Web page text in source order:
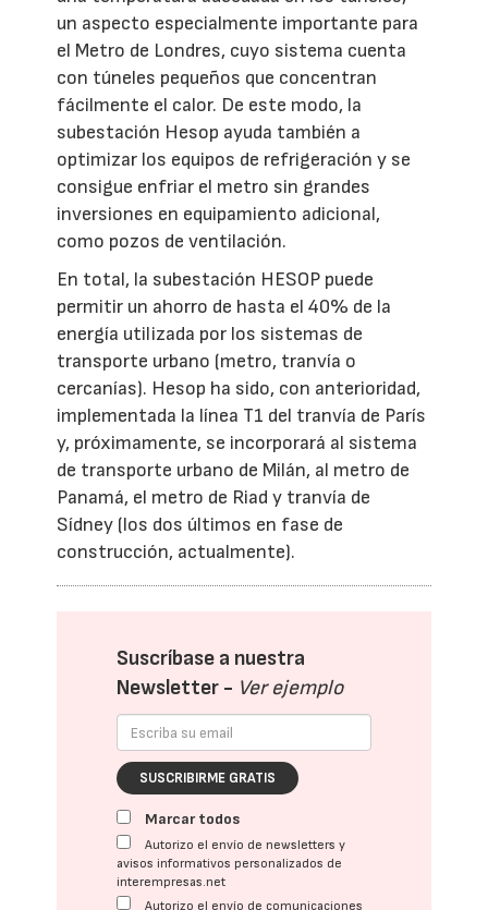
un aspecto especialmente importante para
el Metro de Londres, cuyo sistema cuenta
con túneles pequeños que concentran
fácilmente el calor. De este modo, la
subestación Hesop ayuda también a
optimizar los equipos de refrigeración y se
consigue enfriar el metro sin grandes
inversiones en equipamiento adicional,
como pozos de ventilación.
En total, la subestación HESOP puede
permitir un ahorro de hasta el 40% de la
energía utilizada por los sistemas de
transporte urbano (metro, tranvía o
cercanías). Hesop ha sido, con anterioridad,
implementada la línea T1 del tranvía de París
y, próximamente, se incorporará al sistema
de transporte urbano de Milán, al metro de
Panamá, el metro de Riad y tranvía de
Sídney (los dos últimos en fase de
construcción, actualmente).
Suscríbase a nuestra
Newsletter - Ver ejemplo
SUSCRIBIRME GRATIS
Marcar todos
Autorizo el envío de newsletters y
avisos informativos personalizados de
interempresas.net
Autorizo el envío de comunicaciones